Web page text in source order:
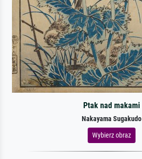
Ptak nad makami
Nakayama Sugakudo
Wybierz obraz